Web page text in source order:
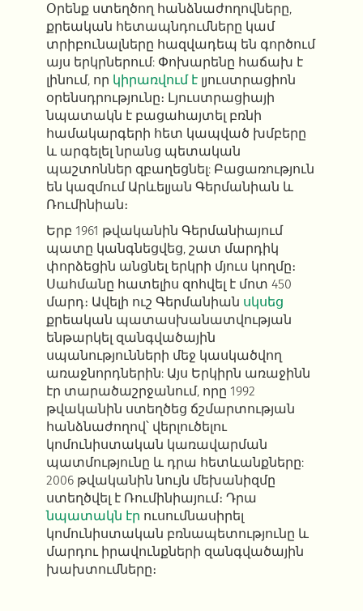
Օրենք ստեղծող հանձնաժողովները,
քրեական հետապնդումները կամ
տրիբունալները հազվադեպ են գործում
այս երկրներում:Փոխարենը հաճախ է
լինում, որ կիրառվում էլյուստրացիոն
օրենսդրությունը։ Լյուստրացիայի
նպատակն է բացահայտել բռնի
համակարգերի հետ կապված խմբերը
և արգելել նրանց պետական
պաշտոններ զբաղեցնել: Բացառություն
են կազմում Արևելյան Գերմանիան և
Ռումինիան։
Երբ 1961 թվականին Գերմանիայում
պատը կանգնեցվեց, շատ մարդիկ
փորձեցին անցնել երկրի մյուս կողմը։
Սահմանը հատելիս զոհվել է մոտ 450
մարդ։ Ավելի ուշ Գերմանիան սկսեց
քրեական պատասխանատվության
ենթարկել զանգվածային
սպանությունների մեջ կասկածվող
առաջնորդներին: Այս Երկիրն առաջինն
էր տարածաշրջանում, որը 1992
թվականին ստեղծեց ճշմարտության
հանձնաժողով՝ վերլուծելու
կոմունիստական կառավարման
պատմությունը և դրա հետևանքները:
2006 թվականին նույն մեխանիզմը
ստեղծվել է Ռումինիայում։ Դրա
նպատակն էր ուսումնասիրել
կոմունիստական բռնապետությունը և
մարդու իրավունքների զանգվածային
խախտումները։